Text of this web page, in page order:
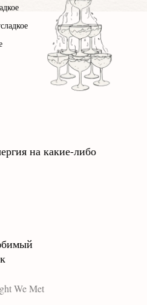
на какие-либо